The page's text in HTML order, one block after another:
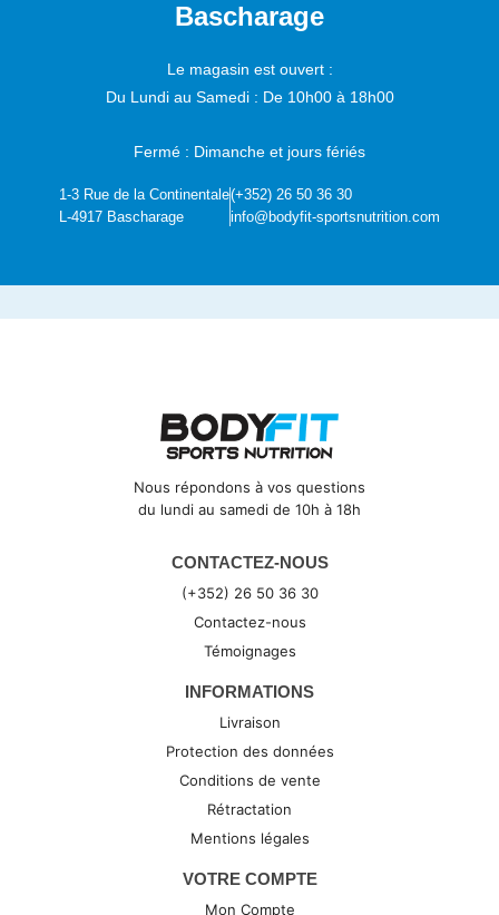
Bascharage
Le magasin est ouvert :
Du Lundi au Samedi : De 10h00 à 18h00
Fermé : Dimanche et jours fériés
1-3 Rue de la Continentale
L-4917 Bascharage
(+352) 26 50 36 30
info@bodyfit-sportsnutrition.com
Nous répondons à vos questions
du lundi au samedi de 10h à 18h
CONTACTEZ-NOUS
(+352) 26 50 36 30
Contactez-nous
Témoignages
INFORMATIONS
Livraison
Protection des données
Conditions de vente
Rétractation
Mentions légales
VOTRE COMPTE
Mon Compte